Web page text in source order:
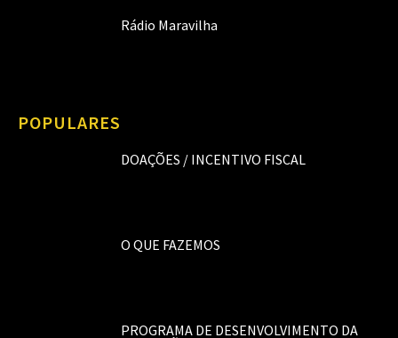
Rádio Maravilha
POPULARES
DOAÇÕES / INCENTIVO FISCAL
O QUE FAZEMOS
PROGRAMA DE DESENVOLVIMENTO DA